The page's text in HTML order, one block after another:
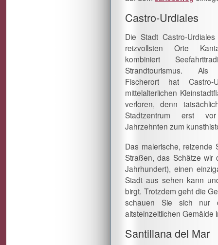
Castro-Urdiales
Die Stadt Castro-
reizvollsten Orte
kombiniert
Strandtourismus. Als
Fischerort hat Castro-
mittelalterlichen
verloren, denn
Stadtzentrum erst
Jahrzehnten zum
Das malerische, reizende
Straßen, das Schätze
Jahrhundert), einen
Stadt aus sehen kann
birgt. Trotzdem geht die
schauen Sie sich nur
altsteinzeitlichen Gemälde
Santillana del Mar